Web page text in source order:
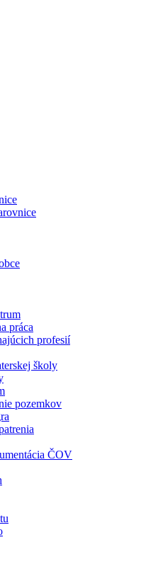
práca
profesií
školy
pozemkov
ČOV